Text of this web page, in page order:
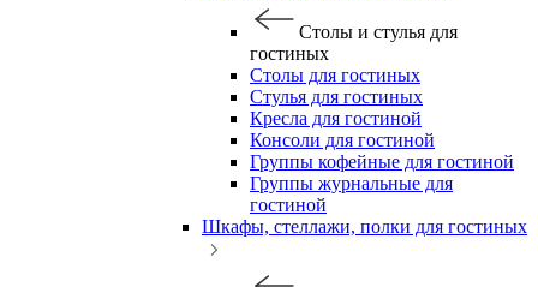
Столы и стулья для
гостиных
Столы для гостиных
Стулья для гостиных
Кресла для гостиной
Консоли для гостиной
Группы кофейные для гостиной
Группы журнальные для
гостиной
Шкафы, стеллажи, полки для гостиных